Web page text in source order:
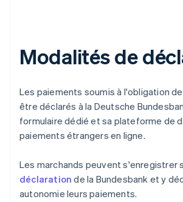
Modalités de
Les paiements soumis à l'obligation
être déclarés à la Deutsche
formulaire dédié et sa plateforme de
paiements étrangers en ligne.
Les marchands peuvent s'enregistrer
déclaration de la Bundesbank et y
autonomie leurs paiements.